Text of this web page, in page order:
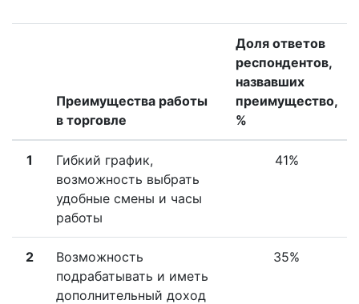
Преимущества работы
в торговле
Доля ответов
респондентов,
назвавших
преимущество,
%
1
Гибкий график,
возможность выбрать
удобные смены и часы
работы
41%
2
Возможность
подрабатывать и иметь
дополнительный доход
35%